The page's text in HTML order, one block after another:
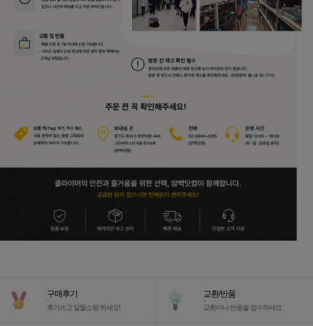
구매후기
-
후기쓰고 알뜰쇼핑 하세요!
교환/반품
-
교환이나 반품을 접수하세요